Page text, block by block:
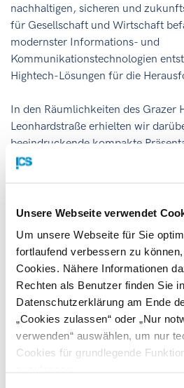
Unsere Webseite verwendet
Um unsere Webseite für Sie
fortlaufend verbessern zu
Cookies. Nähere Informationen
Rechten als Benutzer finden Sie
Datenschutzerklärung am Ende
„Cookies zulassen“ oder „Nur
verwenden“ auswählen, um nur
Cookies für grundlegende
nachhaltigen, sicheren und
für Gesellschaft und Wirtschaft
modernster Informations- und
Kommunikationstechnologien
Hightech-Lösungen für die
In den Räumlichkeiten des Grazer
Leonhardstraße erhielten wir
beeindruckende kompakte
Institute und Geschäftsfelder
Überblick in die vielfältigen
KS
etablierter Anbieter von Prüf- und
Kompetenzen und internationalen
anschließenden Gespräche boten
fachlichen Austausch und neue
Entwicklungen im Mobilitätssektor.